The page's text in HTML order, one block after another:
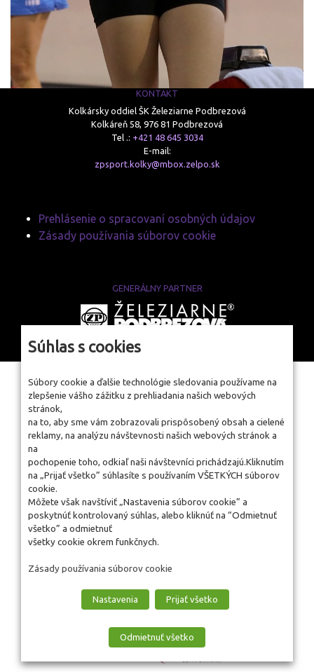
KONTAKT
Kolkársky oddiel ŠK Železiarne Podbrezová
Kolkáreň 58, 976 81 Podbrezová
Tel .: +421 48 645 3034
E-mail:
zpsport.kolky@mbox.zelpo.sk
Prehlásenie o spracovaní osobných údajov
Zásady používania súborov cookie
GENERÁLNY PARTNER
www.zelpo.sk
Súhlas s cookies
Súbory cookie a ďalšie technológie sledovania používame na
zlepšenie vášho zážitku z prehliadania našich webových
stránok,
na to, aby sme vám zobrazovali prispôsobený obsah a cielené
reklamy, na analýzu návštevnosti našich webových stránok a
na
pochopenie toho, odkiaľ naši návštevníci prichádzajú.Kliknutím
na „Prijať všetko” súhlasíte s používaním VŠETKÝCH súborov
cookie.
Môžete však navštíviť „Nastavenia súborov cookie” a
poskytnúť kontrolovaný súhlas, alebo kliknúť na “Odmietnuť
všetko” a odmietnuť
všetky cookie okrem funkčnych.
Zásady používania súborov cookie
Nastavenia Prijať všetko
Odmietnuť všetko